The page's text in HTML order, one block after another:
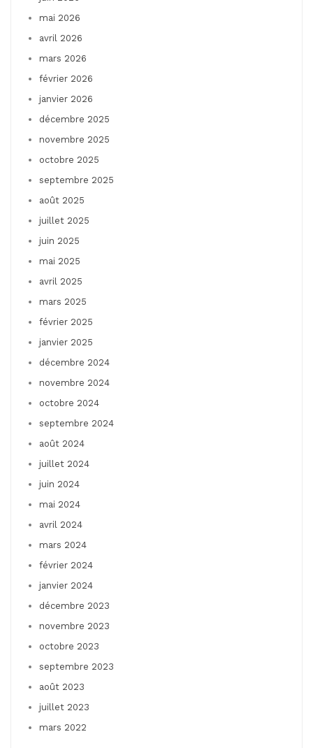
mai 2026
avril 2026
mars 2026
février 2026
janvier 2026
décembre 2025
novembre 2025
octobre 2025
septembre 2025
août 2025
juillet 2025
juin 2025
mai 2025
avril 2025
mars 2025
février 2025
janvier 2025
décembre 2024
novembre 2024
octobre 2024
septembre 2024
août 2024
juillet 2024
juin 2024
mai 2024
avril 2024
mars 2024
février 2024
janvier 2024
décembre 2023
novembre 2023
octobre 2023
septembre 2023
août 2023
juillet 2023
mars 2022